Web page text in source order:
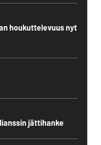
houkuttelevuus nyt
jättihanke